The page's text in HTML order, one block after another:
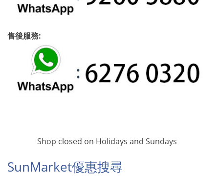
售後服務:
Shop closed on Holidays and Sundays
SunMarket優惠搜尋